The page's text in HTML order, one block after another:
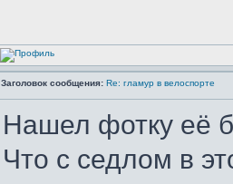
Заголовок сообщения: Re: гламур в велоспорте
Нашел фотку её
Что с седлом в